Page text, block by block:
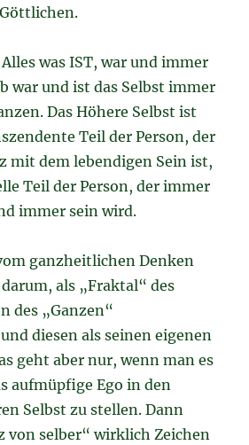
was IST, war und immer
war und ist das Selbst immer
Das Höhere Selbst ist
Teil der Person, der
mit dem lebendigen Sein ist,
Teil der Person, der immer
immer sein wird.
ganzheitlichen Denken
als „Fraktal“ des
des „Ganzen“
diesen als seinen eigenen
geht aber nur, wenn man es
aufmüpfige Ego in den
Selbst zu stellen. Dann
von selber“ wirklich Zeichen